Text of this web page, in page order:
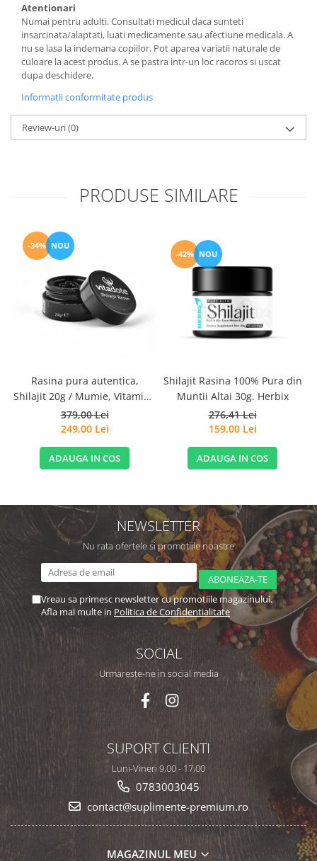
Atentionari
Numai pentru adulti. Consultati medicul daca sunteti
insarcinata/alaptati, luati medicamente sau afectiune medicala. A
nu se lasa la indemana copiilor. Pot aparea variatii naturale de
culoare la acest produs. A se pastra intr-un loc racoros si uscat
dupa deschidere.
Informatii conformitate produs
Review-uri(0)
PRODUSE SIMILARE
-34% NOU
Rasina pura autentica,
Shilajit 20g / Mumie, Vitamine
si Micronutrienti - Vitadote
379,00 Lei
249,00 Lei
ADAUGA IN COS
-42% NOU
Shilajit Rasina 100% Pura din
Muntii Altai 30g. Herbix
276,41 Lei
159,00 Lei
ADAUGA IN COS
NEWSLETTER
Nu rata ofertele si promotiile noastre
Vreau sa primesc newsletter cu promotiile magazinului.
Afla mai multe in Politica de Confidentialitate
SOCIAL
Urmareste-ne in social media
SUPORT CLIENTI
Luni-Vineri 9,00 - 17,00
0783003045
contact@suplimente-premium.ro
MAGAZINUL MEU